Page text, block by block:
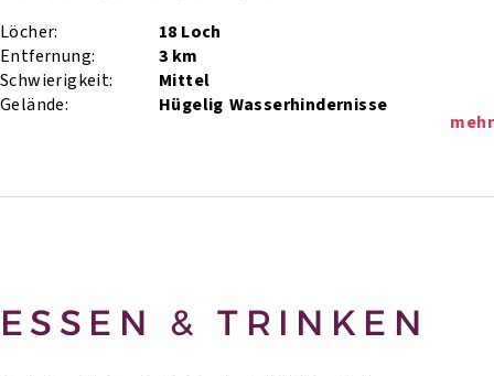
Löcher:
18 Loch
Entfernung:
3 km
Schwierigkeit:
Mittel
Gelände:
Hügelig Wasserhindernisse
mehr
ESSEN & TRINKEN